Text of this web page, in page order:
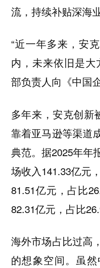
流，持续补贴深海
“近一年多来，安
内，未来依旧是大
部负责人向《中国
多年来，安克创新
靠着亚马逊等渠道
典范。据2025年年
场收入141.33亿元
81.51亿元，占比
82.31亿元，占比
海外市场占比过高
的想象空间。虽